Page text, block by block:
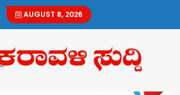
AUGUST 8, 2026